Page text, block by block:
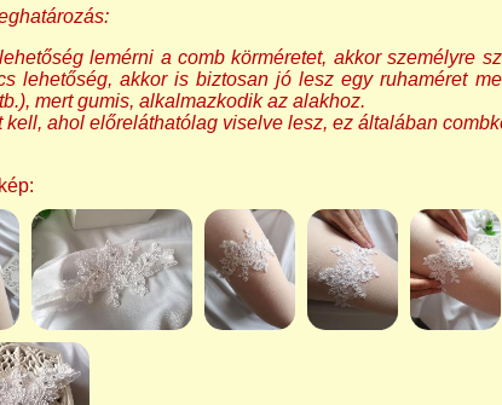
lemérni a comb körméretet, akkor személyre
lehetőség, akkor is biztosan jó lesz egy ruhaméret
mert gumis, alkalmazkodik az alakhoz.
kell, ahol előreláthatólag viselve lesz, ez általában